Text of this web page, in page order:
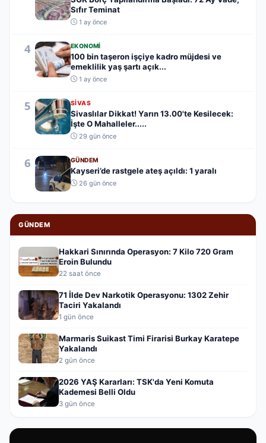
Sıfır Teminat
1 ay önce
4 EKONOMI
100 bin taşeron işçiye kadro müjdesi ve
emeklilik yaş şartı açık...
1 ay önce
5 SIVAS
Sivaslılar Dikkat! Yarın 13.00'te Kesilecek:
İşte O Mahalleler.....
29 gün önce
6 GÜNDEM
Kayseri’de rastgele ateş açıldı: 1 yaralı
26 gün önce
GÜNDEM
Hakkari Sınırında Operasyon: 7 Kilo 720 Gram
Eroin Bulundu
22 saat önce
71 İlde Dev Narkotik Operasyonu: 1302 Zehir
Taciri Yakalandı
1 gün önce
Marmaris Suikast Timi Firarisi Burkay Karatepe
Yakalandı
2 gün önce
2026 YAŞ Kararları: TSK'da Yeni Komuta
Kademesi Belli Oldu
3 gün önce